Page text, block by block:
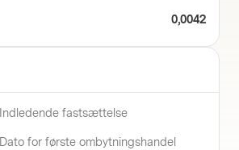
0,0042
Indledende fastsættelse
Dato for første ombytningshandel